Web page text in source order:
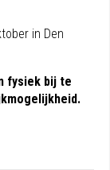
in Den
fysiek bij te